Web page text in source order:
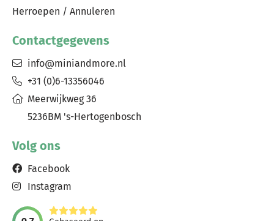
Herroepen / Annuleren
Contactgegevens
info@miniandmore.nl
+31 (0)6-13356046
Meerwijkweg 36
5236BM 's-Hertogenbosch
Volg ons
Facebook
Instagram